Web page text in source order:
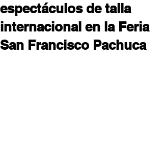
espectáculos de talla
internacional en la Feria
San Francisco Pachuca